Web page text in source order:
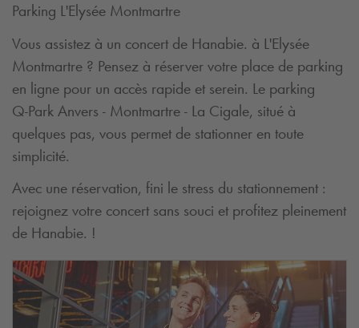
Parking L'Elysée Montmartre
Vous assistez à un concert de Hanabie. à L'Elysée
Montmartre ? Pensez à réserver votre place de parking
en ligne pour un accès rapide et serein. Le parking
Q-Park Anvers - Montmartre - La Cigale, situé à
quelques pas, vous permet de stationner en toute
simplicité.
Avec une réservation, fini le stress du stationnement :
rejoignez votre concert sans souci et profitez pleinement
de Hanabie. !